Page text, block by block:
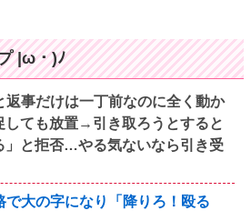
|ω・)ﾉ
返事だけは一丁前なのに全く動か
しても放置→引き取ろうとすると
」と拒否…やる気ないなら引き受
で大の字になり「降りろ！殴る